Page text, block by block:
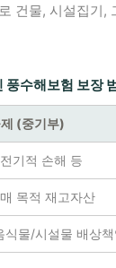
건물, 시설집기
수해보험 보장
(중기부)
기적 손해 등
목적 재고자산
식물/시설물 배상책